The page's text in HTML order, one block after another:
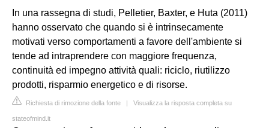
In una rassegna di studi, Pelletier, Baxter, e Huta (2011)
hanno osservato che quando si è intrinsecamente
motivati verso comportamenti a favore dell'ambiente si
tende ad intraprendere con maggiore frequenza,
continuità ed impegno attività quali: riciclo, riutilizzo
prodotti, risparmio energetico e di risorse.
Richiesta di rimozione della fonte | Visualizza la risposta completa su
stateofmind.it